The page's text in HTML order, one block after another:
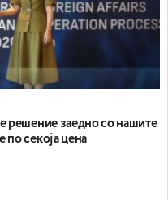
решение заедно со нашите
по секоја цена